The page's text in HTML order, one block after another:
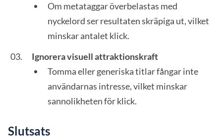
Om metataggar överbelastas med
nyckelord ser resultaten skräpiga ut, vilket
minskar antalet klick.
Ignorera visuell attraktionskraft
Tomma eller generiska titlar fångar inte
användarnas intresse, vilket minskar
sannolikheten för klick.
Slutsats